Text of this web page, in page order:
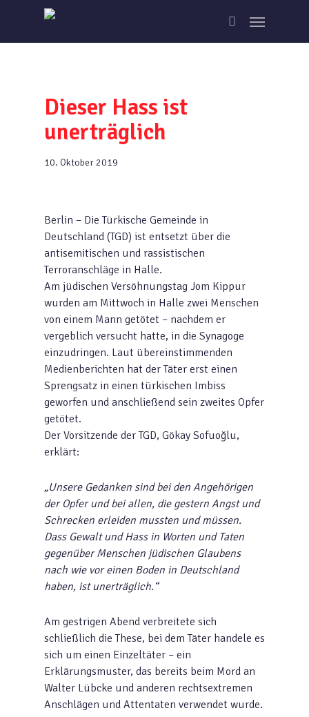
main
search
Menu
Dieser Hass ist
unerträglich
10. Oktober 2019
Berlin – Die Türkische Gemeinde in
Deutschland (TGD) ist entsetzt über die
antisemitischen und rassistischen
Terroranschläge in Halle.
Am jüdischen Versöhnungstag Jom Kippur
wurden am Mittwoch in Halle zwei Menschen
von einem Mann getötet – nachdem er
vergeblich versucht hatte, in die Synagoge
einzudringen. Laut übereinstimmenden
Medienberichten hat der Täter erst einen
Sprengsatz in einen türkischen Imbiss
geworfen und anschließend sein zweites Opfer
getötet.
Der Vorsitzende der TGD, Gökay Sofuoğlu,
erklärt:
„Unsere Gedanken sind bei den Angehörigen
der Opfer und bei allen, die gestern Angst und
Schrecken erleiden mussten und müssen.
Dass Gewalt und Hass in Worten und Taten
gegenüber Menschen jüdischen Glaubens
nach wie vor einen Boden in Deutschland
haben, ist unerträglich.“
Am gestrigen Abend verbreitete sich
schließlich die These, bei dem Täter handele es
sich um einen Einzeltäter – ein
Erklärungsmuster, das bereits beim Mord an
Walter Lübcke und anderen rechtsextremen
Anschlägen und Attentaten verwendet wurde.